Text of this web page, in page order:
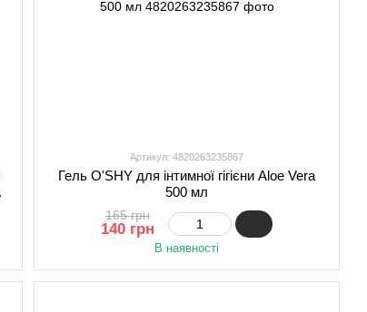
Артикул: 4820263235867
Гель O'SHY для інтимної гігієни Aloe Vera
500 мл
165 грн
140 грн
В наявності